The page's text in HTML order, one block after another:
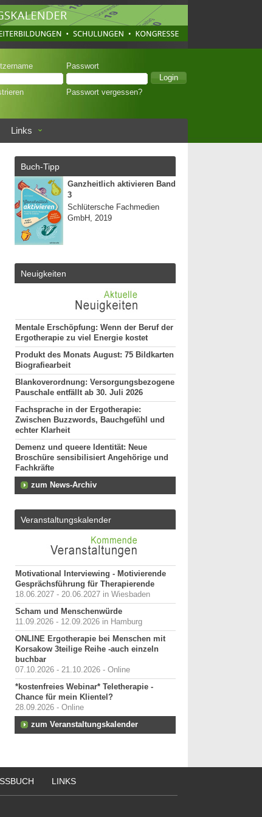
Passwort
Passwort vergessen?
Links
Buch-Tipp
Ganzheitlich aktivieren Band
3
Schlütersche Fachmedien
GmbH, 2019
Neuigkeiten
Mentale Erschöpfung: Wenn der Beruf der
Ergotherapie zu viel Energie kostet
Produkt des Monats August: 75 Bildkarten
Biografiearbeit
Blankoverordnung: Versorgungsbezogene
Pauschale entfällt ab 30. Juli 2026
Fachsprache in der Ergotherapie:
Zwischen Buzzwords, Bauchgefühl und
echter Klarheit
Demenz und queere Identität: Neue
Broschüre sensibilisiert Angehörige und
Fachkräfte
zum News-Archiv
Veranstaltungskalender
Motivational Interviewing - Motivierende
Gesprächsführung für Therapierende
18.06.2027 - 20.06.2027 in Wiesbaden
Scham und Menschenwürde
11.09.2026 - 12.09.2026 in Hamburg
ONLINE Ergotherapie bei Menschen mit
Korsakow 3teilige Reihe -auch einzeln
buchbar
07.10.2026 - 21.10.2026 - Online
*kostenfreies Webinar* Teletherapie -
Chance für mein Klientel?
28.09.2026 - Online
zum Veranstaltungskalender
LINKS